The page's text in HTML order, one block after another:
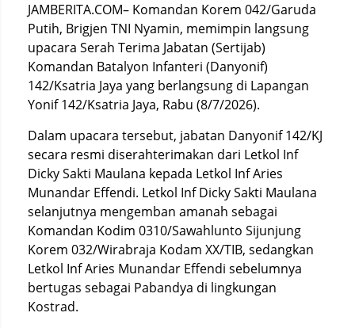
JAMBERITA.COM– Komandan Korem 042/Garuda
Putih, Brigjen TNI Nyamin, memimpin langsung
upacara Serah Terima Jabatan (Sertijab)
Komandan Batalyon Infanteri (Danyonif)
142/Ksatria Jaya yang berlangsung di Lapangan
Yonif 142/Ksatria Jaya, Rabu (8/7/2026).
Dalam upacara tersebut, jabatan Danyonif 142/KJ
secara resmi diserahterimakan dari Letkol Inf
Dicky Sakti Maulana kepada Letkol Inf Aries
Munandar Effendi. Letkol Inf Dicky Sakti Maulana
selanjutnya mengemban amanah sebagai
Komandan Kodim 0310/Sawahlunto Sijunjung
Korem 032/Wirabraja Kodam XX/TIB, sedangkan
Letkol Inf Aries Munandar Effendi sebelumnya
bertugas sebagai Pabandya di lingkungan
Kostrad.